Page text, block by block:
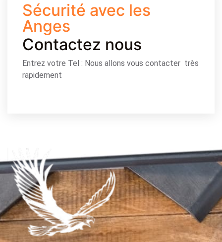
Sécurité avec les
Anges
Contactez nous
Entrez votre Tel : Nous allons vous contacter très
rapidement